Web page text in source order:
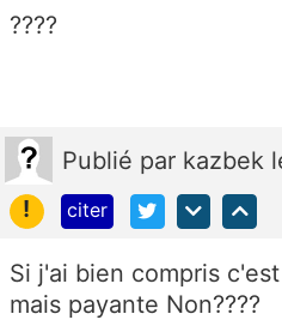
????
Publié par kazbek
!
citer
Si j'ai bien compris
mais payante Non????